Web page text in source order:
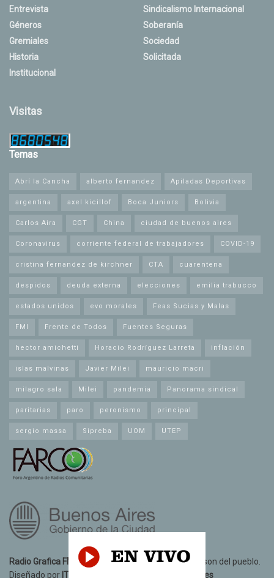
Entrevista
Géneros
Gremiales
Historia
Institucional
Sindicalismo Internacional
Soberanía
Sociedad
Solicitada
Visitas
Temas
Abrí la Cancha alberto fernandez Apiladas Deportivas
argentina axel kicillof Boca Juniors Bolivia
Carlos Aira CGT China ciudad de buenos aires
Coronavirus corriente federal de trabajadores COVID-19
cristina fernandez de kirchner CTA cuarentena
despidos deuda externa elecciones emilia trabucco
estados unidos evo morales Feas Sucias y Malas
FMI Frente de Todos Fuentes Seguras
hector amichetti Horacio Rodríguez Larreta inflación
islas malvinas Javier Milei mauricio macri
milagro sala Milei pandemia Panorama sindical
paritarias paro peronismo principal
sergio massa Sipreba UOM UTEP
Radio Grafica FM 89.3© 2021. Todos los derechos son del pueblo.
Diseñado por IT10 Informatica y Telecomunicaciones